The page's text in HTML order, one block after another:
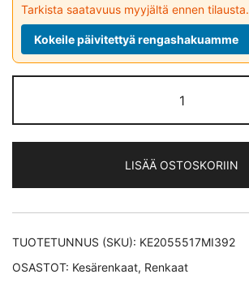
Tarkista saatavuus myyjältä ennen tilausta.
Kokeile päivitettyä rengashakuamme
PRIMACY
3
kesärengas
205/55-
17
määrä
LISÄÄ OSTOSKORIIN
TUOTETUNNUS (SKU): KE2055517MI392
OSASTOT: Kesärenkaat, Renkaat